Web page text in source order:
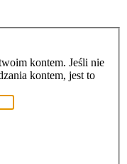
kontem. Jeśli nie
kontem, jest to